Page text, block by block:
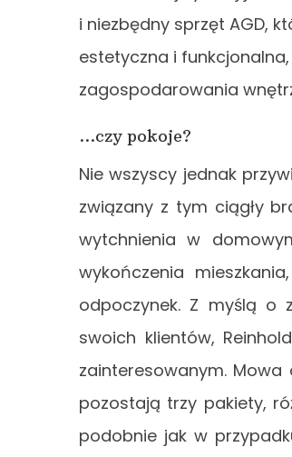
i niezbędny sprzęt AGD,
estetyczna i
zagospodarowania
…czy pokoje?
Nie wszyscy jednak
związany z tym ciągły
wytchnienia w
wykończenia
odpoczynek. Z myślą o
swoich klientów,
zainteresowanym.
pozostają trzy pakiety,
podobnie jak w